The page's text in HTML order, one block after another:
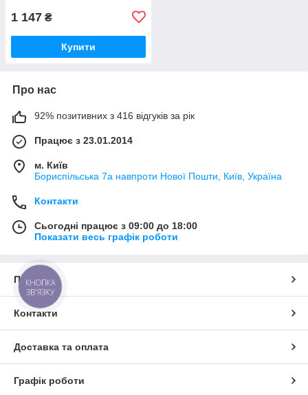
1 147 ₴
Купити
Про нас
92% позитивних з 416 відгуків за рік
Працює з 23.01.2014
м. Київ
Бориспільська 7а навпроти Нової Пошти, Київ, Україна
Контакти
Сьогодні працює з 09:00 до 18:00
Показати весь графік роботи
Про нас
Контакти
Доставка та оплата
Графік роботи
КНОПКА
ЗВ'ЯЗКУ